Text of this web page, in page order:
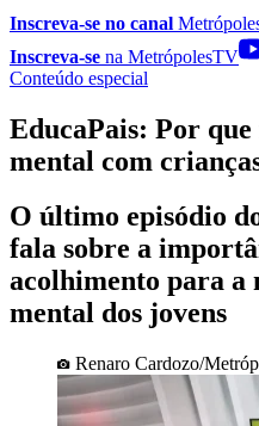
Inscreva-se no canal
Inscreva-se na MetrópolesTV
Conteúdo especial
EducaPais: Por
mental com
O último episódio
fala sobre a
acolhimento para a
mental dos jovens
Renaro Cardozo/